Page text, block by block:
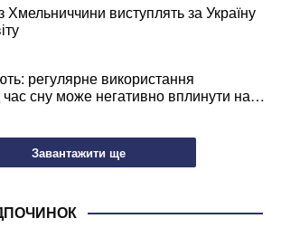
Хмельниччини виступлять за Україну
регулярне використання
час сну може негативно вплинути на
Завантажити ще